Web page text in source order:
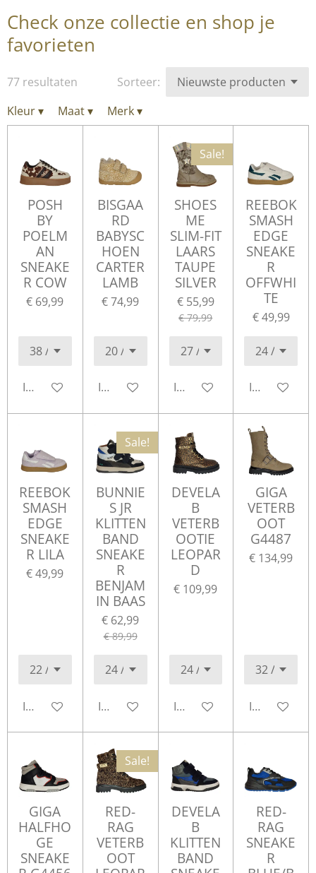
Check onze collectie en shop je
favorieten
77 resultaten
Sorteer:
Kleur▾ Maat▾ Merk▾
POSH
BY
POELM
AN
SNEAKE
R COW
€ 69,99
In winkelwagen
BISGAA
RD
BABYSC
HOEN
CARTER
LAMB
€ 74,99
In winkelwagen
Sale!
SHOES
ME
SLIM-FIT
LAARS
TAUPE
SILVER
€ 55,99
€ 79,99
In winkelwagen
REEBOK
SMASH
EDGE
SNEAKE
R
OFFWHI
TE
€ 49,99
In
REEBOK
SMASH
EDGE
SNEAKE
R LILA
€ 49,99
In winkelwagen
Sale!
BUNNIE
S JR
KLITTEN
BAND
SNEAKE
R
BENJAM
IN BAAS
€ 62,99
€ 89,99
In winkelwagen
DEVELA
B
VETERB
OOTIE
LEOPAR
D
€ 109,99
In winkelwagen
GIGA
VETERB
OOT
G4487
€ 134,99
In
GIGA
HALFHO
GE
SNEAKE
Sale!
RED-
RAG
VETERB
OOT
DEVELA
B
KLITTEN
BAND
RED-
RAG
SNEAKE
R